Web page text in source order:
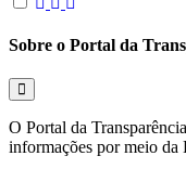
Sobre o Portal da
O Portal da
informações por meio da